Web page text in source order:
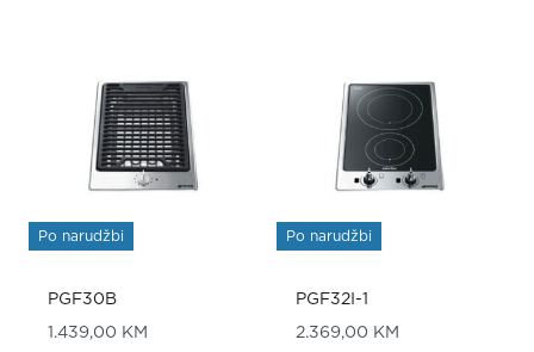
Po narudžbi
PGF30B
1.439,00 KM
Po narudžbi
PGF32I-1
2.369,00 KM